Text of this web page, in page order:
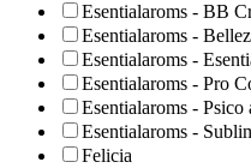
Esentialaroms - BB
Esentialaroms -
Esentialaroms -
Esentialaroms - Pro
Esentialaroms - Psico
Esentialaroms -
Felicia